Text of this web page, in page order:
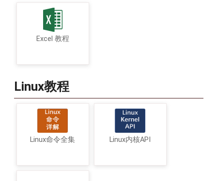
Excel 教程
Linux教程
Linux命令全集 Linux内核API